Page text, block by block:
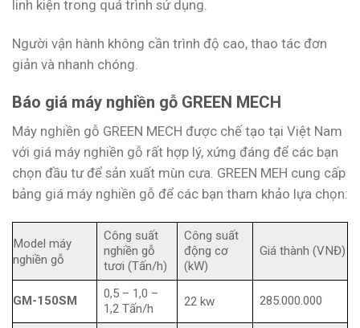
linh kiện trong quá trình sử dụng.
Người vận hành không cần trình độ cao, thao tác đơn
giản và nhanh chóng.
Báo giá máy nghiền gỗ GREEN MECH
Máy nghiền gỗ GREEN MECH được chế tạo tại Việt Nam
với giá máy nghiền gỗ rất hợp lý, xứng đáng để các bạn
chọn đầu tư để sản xuất mùn cưa. GREEN MEH cung cấp
bảng giá máy nghiền gỗ để các bạn tham khảo lựa chọn:
Model máy
nghiền gỗ
Công suất
nghiền gỗ
tươi (Tấn/h)
Công suất
động cơ
(kW)
Giá thành (VNĐ)
GM-150SM
0,5 – 1,0 –
1,2 Tấn/h
22 kw 285.000.000